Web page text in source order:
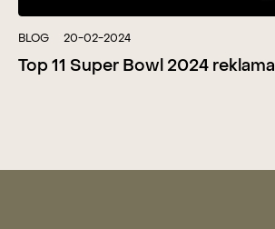
BLOG 20-02-2024
Top 11 Super Bowl 2024 reklama